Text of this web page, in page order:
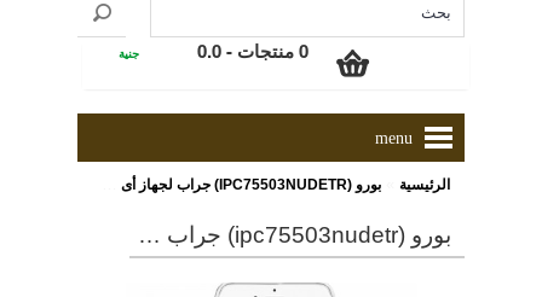
0 منتجات - 0.0 جنية
menu
الرئيسية بورو (IPC75503NUDETR) جراب لجهاز أى فون 7 بلس و ذو لون شفاف
بورو (ipc75503nudetr) جراب لجهاز أى فون 7 بلس و ذو لون شفاف